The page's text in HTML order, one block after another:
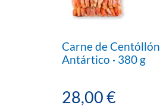
Carne de Centóllón
Antártico · 380 g
28,00 €